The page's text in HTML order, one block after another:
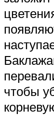
чтобы